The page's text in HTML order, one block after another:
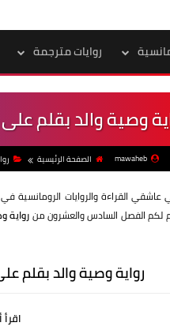
روايات مترجمة
وصية والد بقلم
mawaheb الصفحة الرئيسية
عاشقي القراءة والروايات الرومانسية
لكم الفصل السادس والعشرون منرواية
رواية وصية والد بقلم